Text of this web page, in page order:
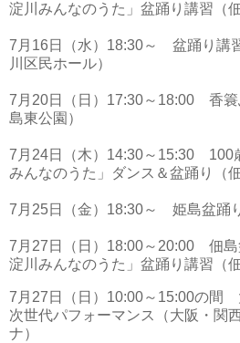
淀川みんなのうた」盆踊り講習（
7月16日（水）18:30～ 盆踊り講
川区民ホール）
7月20日（日）17:30～18:00 香簑
島東公園）
7月24日（木）14:30～15:30 100
みんなのうた」ダンス＆盆踊り（
7月25日（金）18:30～ 姫島盆踊
7月27日（日）18:00～20:00 佃島
淀川みんなのうた」盆踊り講習（
7月27日（日）10:00～15:00の間
次世代パフォーマンス（大阪・
ナ）